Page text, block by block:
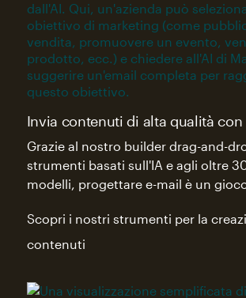
Invia contenuti di alta qualità
Grazie al nostro builder drag-and-
strumenti basati sull'IA e agli oltre
modelli, progettare e-mail è un
Scopri i nostri strumenti per la
contenuti